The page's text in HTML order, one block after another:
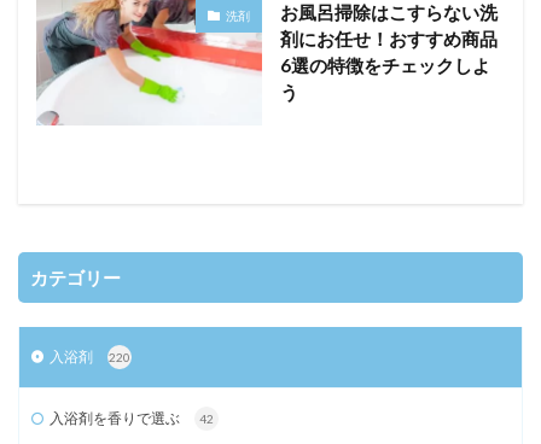
洗剤
お風呂掃除はこすらない洗
剤にお任せ！おすすめ商品
6選の特徴をチェックしよ
う
カテゴリー
入浴剤 220
入浴剤を香りで選ぶ 42